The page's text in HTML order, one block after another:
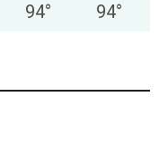
94° 94°